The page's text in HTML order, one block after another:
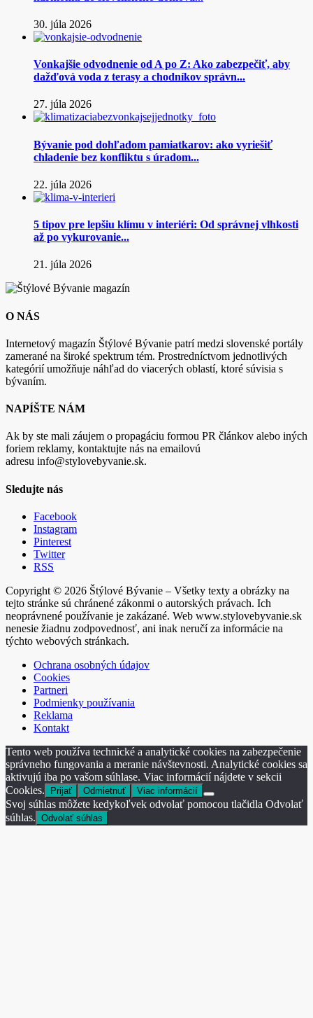
30. júla 2026
Vonkajšie odvodnenie od A po Z: Ako zabezpečiť, aby
dažďová voda z terasy a chodníkov správn...
27. júla 2026
Bývanie pod dohľadom pamiatkarov: ako vyriešiť
chladenie bez konfliktu s úradom...
22. júla 2026
5 tipov pre lepšiu klímu v interiéri: Od správnej vlhkosti
až po vykurovanie...
21. júla 2026
O NÁS
Internetový magazín Štýlové Bývanie patrí medzi slovenské portály
zamerané na široké spektrum tém. Prostredníctvom jednotlivých
kategórií umožňuje náhľad do viacerých oblastí, ktoré súvisia s
bývaním.
NAPÍŠTE NÁM
Ak by ste mali záujem o propagáciu formou PR článkov alebo iných
foriem reklamy, kontaktujte nás na emailovú
adresu info@stylovebyvanie.sk.
Sledujte nás
Facebook
Instagram
Pinterest
Twitter
RSS
Copyright © 2026 Štýlové Bývanie – Všetky texty a obrázky na
tejto stránke sú chránené zákonmi o autorských právach. Ich
neoprávnené používanie je zakázané. Web www.stylovebyvanie.sk
nenesie žiadnu zodpovednosť, ani inak neručí za informácie na
týchto webových stránkach.
Ochrana osobných údajov
Cookies
Partneri
Podmienky používania
Reklama
Kontakt
Tento web používa technické a analytické cookies na zabezpečenie
správneho fungovania a meranie návštevnosti. Analytické cookies sa
aktivujú iba po vašom súhlase. Viac informácií nájdete v sekcii
Cookies.
Prijať Odmietnuť Viac informácií
Svoj súhlas môžete kedykoľvek odvolať pomocou tlačidla Odvolať
súhlas. Odvolať súhlas